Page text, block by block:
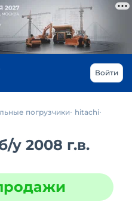
Войти
погрузчики hitachi
у 2008 г.в.